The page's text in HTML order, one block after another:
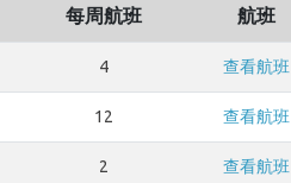
每周航班 航班
4 查看航班
12 查看航班
2 查看航班